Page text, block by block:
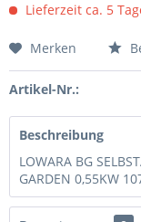
Lieferzeit ca. 5
Merken
Artikel-Nr.:
Beschreibung
LOWARA BG
GARDEN 0,55KW